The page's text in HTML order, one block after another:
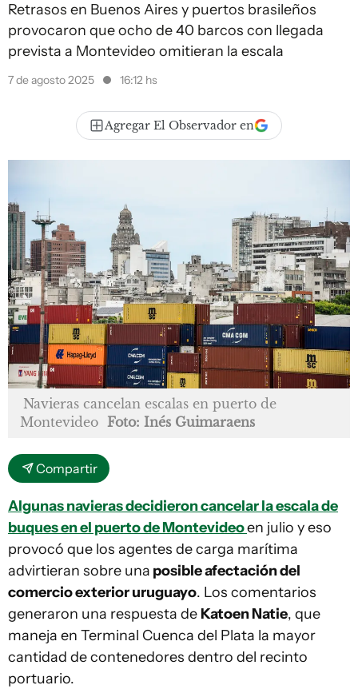
Retrasos en Buenos Aires y puertos brasileños
provocaron que ocho de 40 barcos con llegada
prevista a Montevideo omitieran la escala
7 de agosto 2025 16:12 hs
Agregar El Observador en
Navieras cancelan escalas en puerto de
Montevideo Foto: Inés Guimaraens
Compartir
Algunas navieras decidieron cancelar la escala de
buques en el puerto de Montevideoen julio y eso
provocó que los agentes de carga marítima
advirtieran sobre una posible afectación del
comercio exterior uruguayo. Los comentarios
generaron una respuesta de Katoen Natie, que
maneja en Terminal Cuenca del Plata la mayor
cantidad de contenedores dentro del recinto
portuario.